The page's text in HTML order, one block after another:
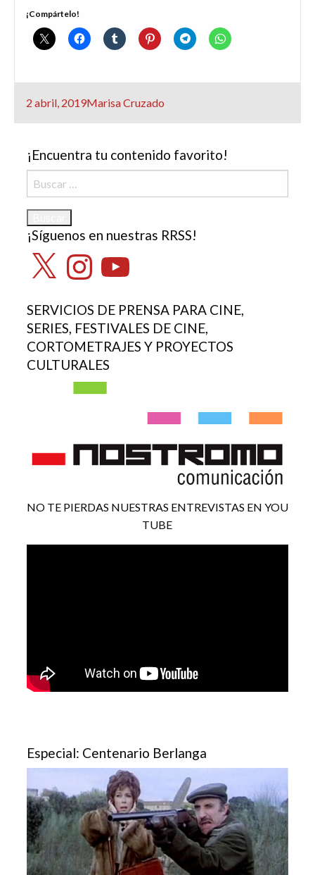
¡Compártelo!
Publicado
2 abril, 2019Marisa Cruzado
¡Encuentra tu contenido favorito!
Buscar:
¡Síguenos en nuestras RRSS!
X InstagramYouTube
SERVICIOS DE PRENSA PARA CINE,
SERIES, FESTIVALES DE CINE,
CORTOMETRAJES Y PROYECTOS
CULTURALES
NO TE PIERDAS NUESTRAS ENTREVISTAS EN YOU
TUBE
Especial: Centenario Berlanga